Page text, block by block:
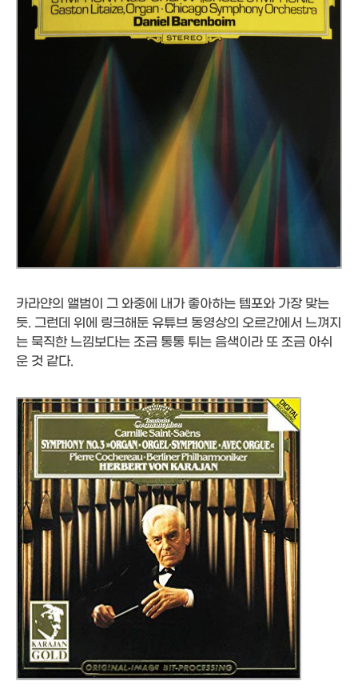
카라얀의 앨범이 그 와중에 내가 좋아하는 템포와 가장 맞는
듯. 그런데 위에 링크해둔 유튜브 동영상의 오르간에서 느껴지
는 묵직한 느낌보다는 조금 통통 튀는 음색이라 또 조금 아쉬
운 것 같다.